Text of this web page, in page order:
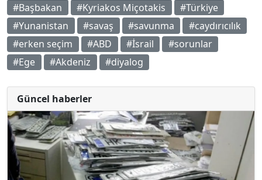
#Başbakan #Kyriakos Miçotakis
#Türkiye
#Yunanistan
#savaş #savunma
#caydırıcılık
#erken seçim
#ABD #İsrail
#sorunlar
#Ege
#Akdeniz #diyalog
Güncel haberler